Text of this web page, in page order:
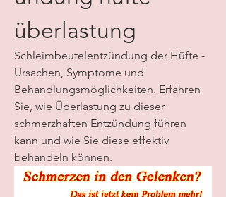
überlastung
Schleimbeutelentzündung der Hüfte -
Ursachen, Symptome und
Behandlungsmöglichkeiten. Erfahren
Sie, wie Überlastung zu dieser
schmerzhaften Entzündung führen
kann und wie Sie diese effektiv
behandeln können.